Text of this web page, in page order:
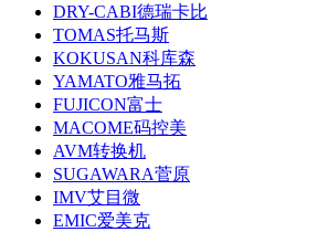
DRY-CABI德瑞卡比
TOMAS托马斯
KOKUSAN科库森
YAMATO雅马拓
FUJICON富士
MACOME码控美
AVM转换机
SUGAWARA菅原
IMV艾目微
EMIC爱美克